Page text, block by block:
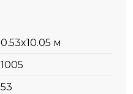
0.53x10.05 м
1005
53